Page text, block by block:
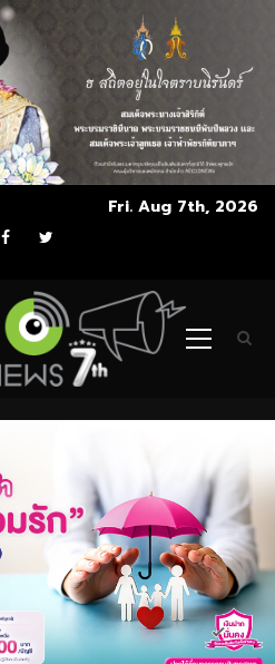
Fri. Aug 7th, 2026
Facebook
Twitter
Primary